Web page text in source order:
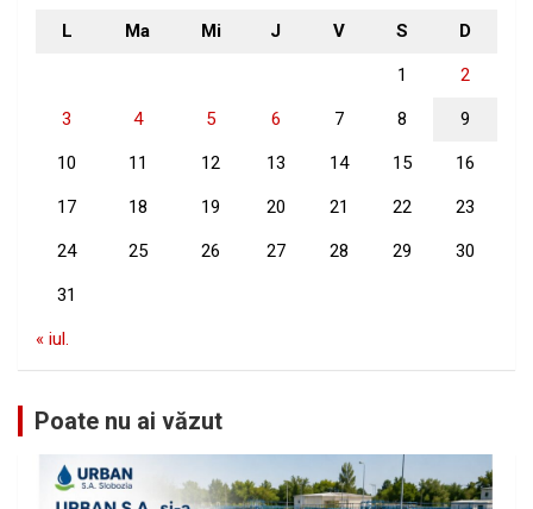
L Ma Mi J V S D
1 2
3 4 5 6 7 8 9
10 11 12 13 14 15 16
17 18 19 20 21 22 23
24 25 26 27 28 29 30
31
« iul.
Poate nu ai văzut